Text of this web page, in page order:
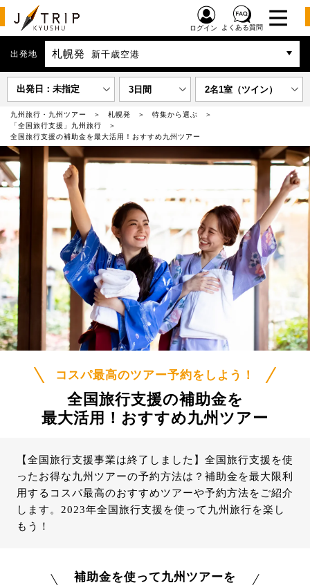
ログイン よくある質問
出発地 札幌発 新千歳空港
出発日：未指定 3日間 2名1室（ツイン）
九州旅行・九州ツアー 札幌発
特集から選ぶ
「全国旅行支援」九州旅行
全国旅行支援の補助金を最大活用！おすすめ九州ツアー
コスパ最高のツアー予約をしよう！
全国旅行支援の補助金を
最大活用！おすすめ九州ツアー
【全国旅行支援事業は終了しました】全国旅行支援を使
ったお得な九州ツアーの予約方法は？補助金を最大限利
用するコスパ最高のおすすめツアーや予約方法をご紹介
します。2023年全国旅行支援を使って九州旅行を楽し
もう！
補助金を使って九州ツアーを